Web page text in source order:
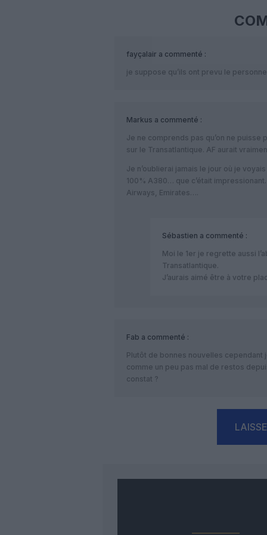
fayçalair a commenté :
je suppose qu’ils ont prevu le
Markus a commenté :
Je ne comprends pas qu’on ne puisse
sur le Transatlantique. AF aurait
Je n’oublierai jamais le jour où je
100% A380… que c’était
Airways, Emirates….
Sébastien a commenté :
Moi le 1er je regrette aussi
Transatlantique.
J’aurais aimé être à votre
Fab a commenté :
Plutôt de bonnes nouvelles
comme un peu pas mal de restos
constat ?